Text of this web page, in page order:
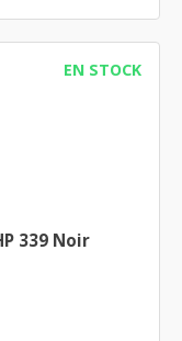
EN STOCK
339 Noir